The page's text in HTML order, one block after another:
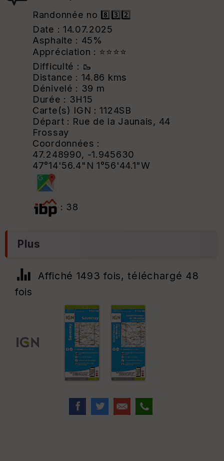
Randonnée no 8️⃣3️⃣2️⃣
Date : 14.07.2025
Asphalte : 45%
Appréciation : ⭐⭐⭐⭐
Difficulté : 🥾
Distance : 14.86 kms
Dénivelé : 39 m
Durée : 3H15
Carte(s) IGN : 1124SB
Départ : Rue de la Jaunais, 44
Frossay
Coordonnées :
47.248990, -1.945630
47°14'56.4"N 1°56'44.1"W
: 38
Plus
Affiché 1493 fois, téléchargé 48
fois